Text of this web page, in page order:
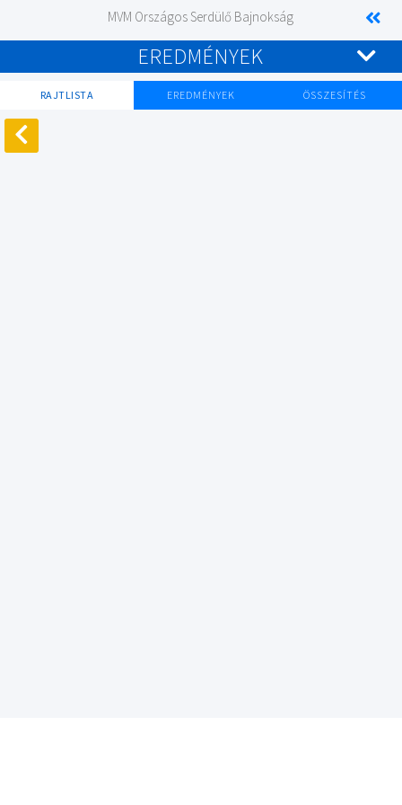
MVM Országos Serdülő Bajnokság
EREDMÉNYEK
RAJTLISTA EREDMÉNYEK ÖSSZESÍTÉS